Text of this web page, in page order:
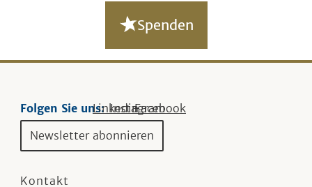
Spenden
Folgen Sie uns:Linkedin
Instagram
Facebook
Newsletter abonnieren
Kontakt